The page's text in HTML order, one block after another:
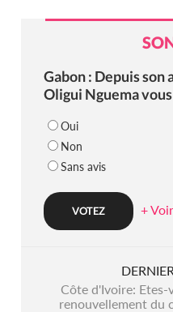
Gabon : Depuis son
Oligui Nguema
Oui
Non
Sans avis
+
Côte d'Ivoire:
renouvellement du